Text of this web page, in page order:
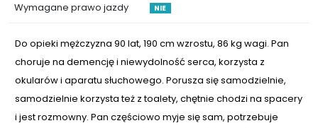
Wymagane prawo jazdy NIE
Do opieki mężczyzna 90 lat, 190 cm wzrostu, 86 kg wagi. Pan
choruje na demencję i niewydolność serca, korzysta z
okularów i aparatu słuchowego. Porusza się samodzielnie,
samodzielnie korzysta też z toalety, chętnie chodzi na spacery
i jest rozmowny. Pan częściowo myje się sam, potrzebuje